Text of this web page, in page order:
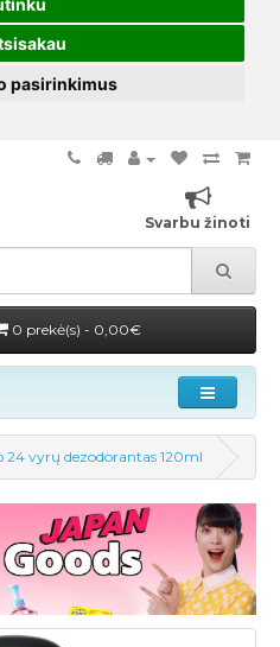
pasirinkimus
Svarbu žinoti
0 prekė(s) - 0,00€
24 vyrų dezodorantas 120ml